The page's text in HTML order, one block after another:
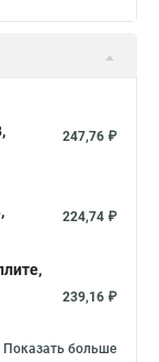
247,76 ₽
224,74 ₽
239,16 ₽
Показать больше